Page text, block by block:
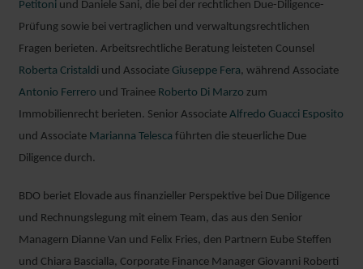
Petitoni und Daniele Sani, die bei der rechtlichen Due-Diligence-
Prüfung sowie bei vertraglichen und verwaltungsrechtlichen
Fragen berieten. Arbeitsrechtliche Beratung leisteten Counsel
Roberta Cristaldi und Associate Giuseppe Fera, während Associate
Antonio Ferrero und Trainee Roberto Di Marzo zum
Immobilienrecht berieten. Senior Associate Alfredo Guacci Esposito
und Associate Marianna Telesca führten die steuerliche Due
Diligence durch.
BDO beriet Elovade aus finanzieller Perspektive bei Due Diligence
und Rechnungslegung mit einem Team, das aus den Senior
Managern Dianne Van und Felix Fries, den Partnern Eube Steffen
und Chiara Bascialla, Corporate Finance Manager Giovanni Roberti
NICOLÒ
RICCI PETITONI